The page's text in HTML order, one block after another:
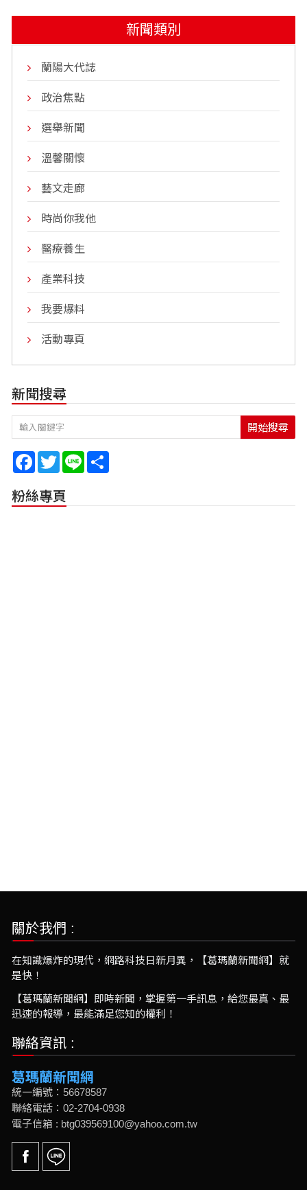
新聞類別
蘭陽大代誌
政治焦點
選舉新聞
溫馨關懷
藝文走廊
時尚你我他
醫療養生
產業科技
我要爆料
活動專頁
新聞搜尋
開始搜尋
Facebook
TwitterLine
粉絲專頁
關於我們 :
在知識爆炸的現代，網路科技日新月異，【葛瑪蘭新聞網】就
是快！
【葛瑪蘭新聞網】即時新聞，掌握第一手訊息，給您最真、最
迅速的報導，最能滿足您知的權利！
聯絡資訊 :
葛瑪蘭新聞網
統一編號：56678587
聯絡電話：02-2704-0938
電子信箱 : btg039569100@yahoo.com.tw